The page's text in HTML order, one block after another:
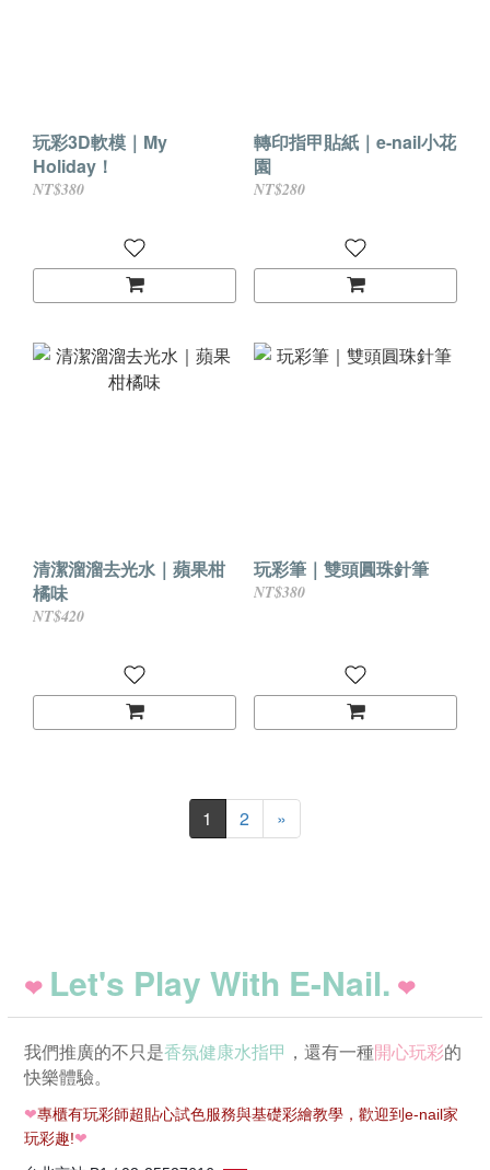
玩彩3D軟模｜My
Holiday！
NT$380
轉印指甲貼紙｜e-nail小花
園
NT$280
清潔溜溜去光水｜蘋果柑
橘味
NT$420
玩彩筆｜雙頭圓珠針筆
NT$380
1 2 »
❤ Let's Play With E-Nail. ❤
我們推廣的不只是香氛健康水指甲 ，還有一種開心玩彩的
快樂體驗。
❤專櫃有玩彩師超貼心試色服務與基礎彩繪教學，歡迎到e-nail家
玩彩趣!❤